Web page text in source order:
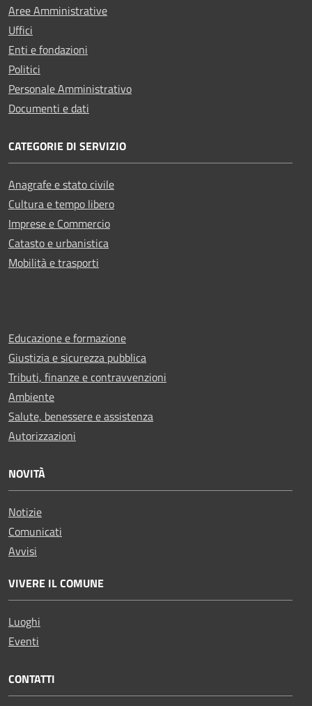
Aree Amministrative
Uffici
Enti e fondazioni
Politici
Personale Amministrativo
Documenti e dati
CATEGORIE DI SERVIZIO
Anagrafe e stato civile
Cultura e tempo libero
Imprese e Commercio
Catasto e urbanistica
Mobilità e trasporti
Educazione e formazione
Giustizia e sicurezza pubblica
Tributi, finanze e contravvenzioni
Ambiente
Salute, benessere e assistenza
Autorizzazioni
NOVITÀ
Notizie
Comunicati
Avvisi
VIVERE IL COMUNE
Luoghi
Eventi
CONTATTI